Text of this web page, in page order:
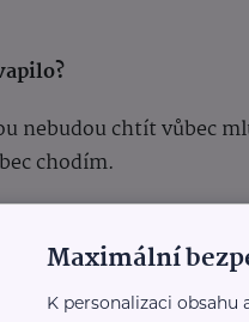
nebudou chtít vůbec
chodím.
trávíš času?
tam s nimi jsem
soukromí.
Maximální
K personalizaci